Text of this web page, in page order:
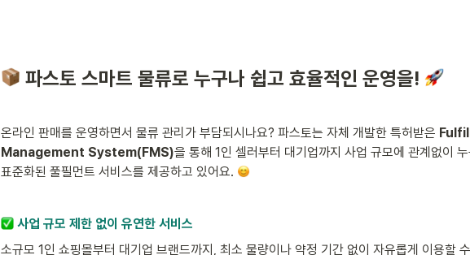
파스토 스마트 물류로 누구나 쉽고 효율적인 운영을!
온라인 판매를 운영하면서 물류 관리가 부담되시나요? 파스토는 자체 개발한 특허받은
Management System(FMS)을 통해 1인 셀러부터 대기업까지 사업 규모에 관계없이
표준화된 풀필먼트 서비스를 제공하고 있어요.
사업 규모 제한 없이 유연한 서비스
소규모 1인 쇼핑몰부터 대기업 브랜드까지, 최소 물량이나 약정 기간 없이 자유롭게 이용할